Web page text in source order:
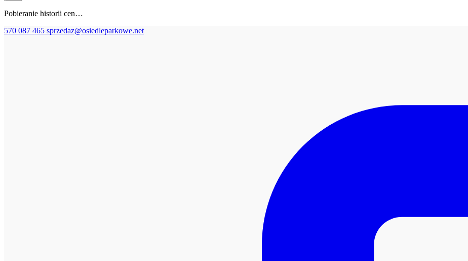
Pobieranie historii cen…
570 087 465 sprzedaz@osiedleparkowe.net